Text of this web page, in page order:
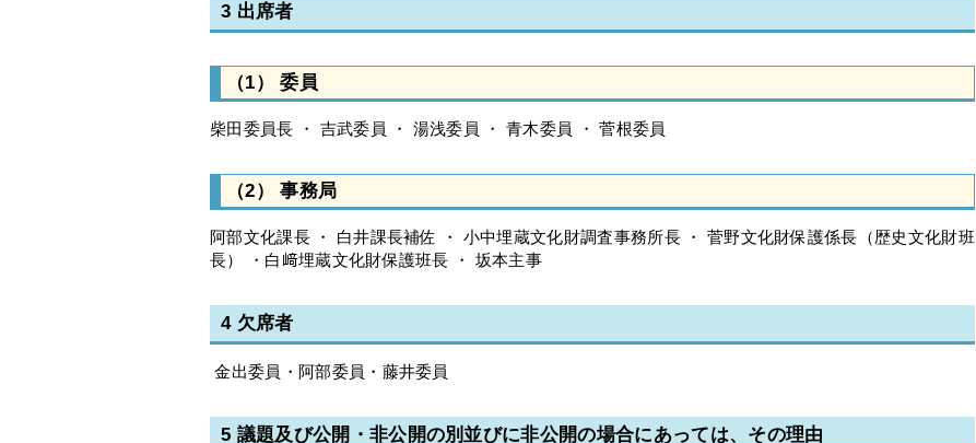
3 出席者
（1） 委員
柴田委員長 ・ 吉武委員 ・ 湯浅委員 ・ 青木委員 ・ 菅根委員
（2） 事務局
阿部文化課長 ・ 白井課長補佐 ・ 小中埋蔵文化財調査事務所長 ・ 菅野文化財保護係長（歴史文化財班
長） ・白﨑埋蔵文化財保護班長 ・ 坂本主事
4 欠席者
金出委員・阿部委員・藤井委員
5 議題及び公開・非公開の別並びに非公開の場合にあっては、その理由